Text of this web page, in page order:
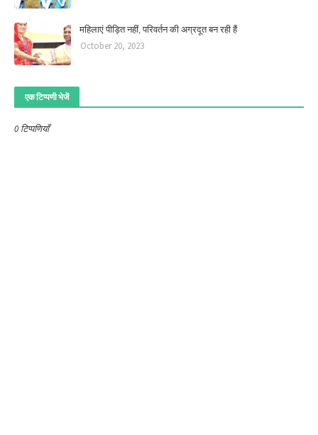
महिलाएं पीड़ित नहीं, परिवर्तन की अग्रदूत बन रही हैं
October 20, 2023
एक टिप्पणी भेजें
0 टिप्पणियाँ